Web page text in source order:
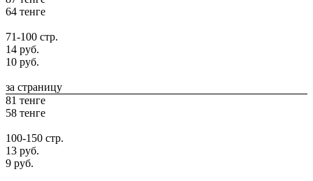
64 тенге
71-100 стр.
14 руб.
10 руб.
за страницу
81 тенге
58 тенге
100-150 стр.
13 руб.
9 руб.